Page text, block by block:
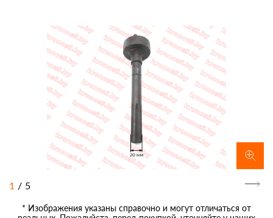
1 / 5
* Изображения указаны справочно и могут отличаться от